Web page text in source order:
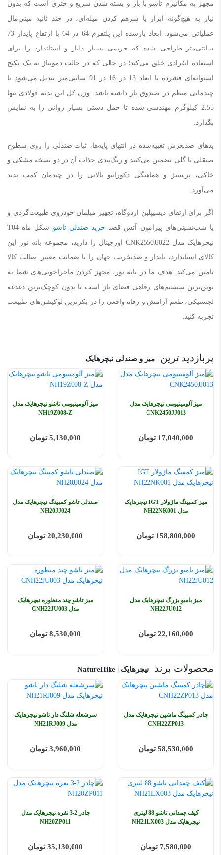
مجهز به مکانیزم تاشو با باز و بسته شدن سریع و چتری است که بدون
نیاز به هیچ‌گونه ابزار یا سرهم کردن میله‌ای، در چند ثانیه مینی‌مال
عملیاتی می‌شود. ابعاد بازشده این پلتفرم 64 در 64 با ارتفاع پایدار 73
سانتی‌متر طراحی شده که حریمی بسیار دلباز و استاندارد را برای
استفاده انفرادی خلق می‌کند؛ در حالی که در حالت دمونتاژ به یک پکیج
استوانه‌ای فشرده با ابعاد 13 در 16 در 91 سانتی‌متر تبدیل می‌شود تا
چیدمانی منظم در صندوق بار داشته باشد. وزن کل این بدنه فولادی تنها
2.55 کیلوگرم مهندسی شده تا حمل دستی بسیار روانی را به نمایش
بگذارد.
پدهای ضدلغزش تعبیه‌شده در انتهای پایه‌ها، ثبات صندلی را روی سطوح
صیقلی یا گلی تضمین می‌کنند و رنگ‌بندی جذاب آن در دو نسخه مشکی و
خاکی، پرستیژ و هماهنگی دکوراتیو بالایی را در چیدمان کمپ پدید
می‌آورد.
اگر برای ارتقای دیسیپلین اردوگاه، تجهیز مبلمان خودروی طبیعت‌گردی و
یا شب‌نشینی‌های پیرامون آتش قصد خرید صندلی تاشو
شکل ماه T04
نیچرهایک مدل CNK2550JJ022 اورجینال را دارید، مجموعه بانه نور این
کالای استاندارد، پایدار و ضدتخریب جهان را با ضمانت معتبر اصالت کالا
تامین می‌کند. هدف ما در بانه نور، مجهز کردن ماجراجویی‌های شما به
نوین‌ترین سیستم‌های رفاهی فضای باز است تا بدون کوچک‌ترین دغدغه
لجستیکی، طعم آرامش و رفاه واقعی را در بکرترین لوکیشن‌های طبیعت
تجربه کنید.
پربازدید ترین میز و صندلی نیچرهایک
میز آلومینیومی نیچرهایک مدل
CNK2450JJ013
17,040,000 تومان
میز آلومینیومی تاشو نیچرهایک مدل
NH19Z008-Z
5,130,000 تومان
میز کمپینگ ماژولار IGT نیچرهایک
مدل NH22NK001
158,800,000 تومان
صندلی تاشو کمپینگ نیچرهایک مدل
NH20JJ024
20,230,000 تومان
میز بامبو بزرگ نیچرهایک مدل
NH22JU012
22,160,000 تومان
میز تاشو چند منظوره نیچرهایک
مدل CNH22JU003
8,530,000 تومان
محصولات برند نیچرهایک | NatureHike
چادر کمپینگ ماشین نیچرهایک مدل
CNH22ZP013
58,530,000 تومان
سرشعله شلنگ دار تاشو نیچرهایک
مدل NH21RJ009
3,960,000 تومان
کیف چمدانی تاشو 88 لیتری
نیچرهایک مدل NH21LX003
7,580,000 تومان
چادر 2-3 نفره نیچرهایک مدل
NH20ZP011
35,130,000 تومان